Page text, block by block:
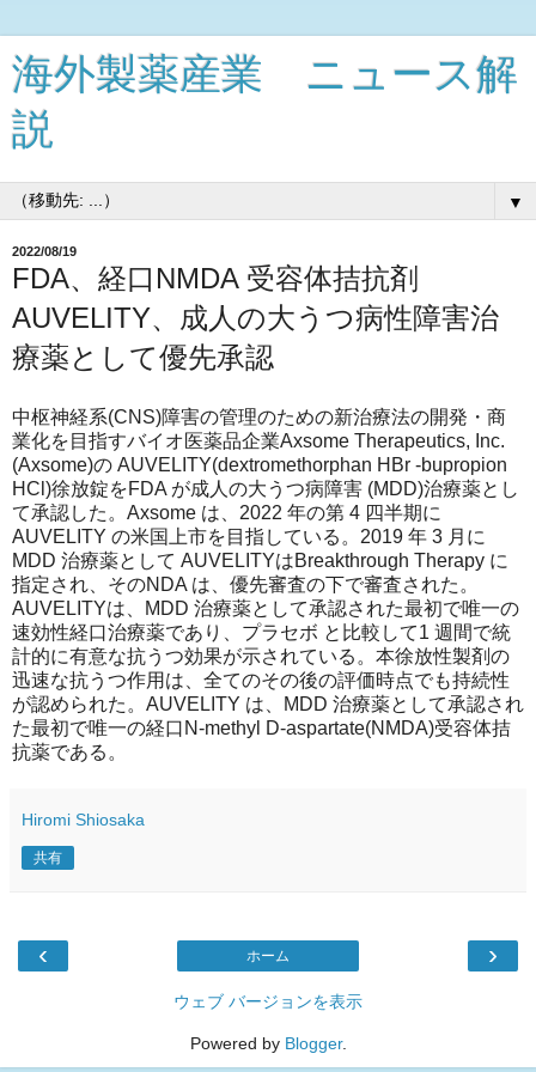
海外製薬産業 ニュース解
説
▼
2022/08/19
FDA、経口NMDA 受容体拮抗剤
AUVELITY、成人の大うつ病性障害治
療薬として優先承認
中枢神経系(CNS)障害の管理のための新治療法の開発・商
業化を目指すバイオ医薬品企業Axsome Therapeutics, Inc.
(Axsome)の AUVELITY(dextromethorphan HBr -bupropion
HCl)徐放錠をFDA が成人の大うつ病障害 (MDD)治療薬とし
て承認した。Axsome は、2022 年の第 4 四半期に
AUVELITY の米国上市を目指している。2019 年 3 月に
MDD 治療薬として AUVELITYはBreakthrough Therapy に
指定され、そのNDA は、優先審査の下で審査された。
AUVELITYは、MDD 治療薬として承認された最初で唯一の
速効性経口治療薬であり、プラセボ と比較して1 週間で統
計的に有意な抗うつ効果が示されている。本徐放性製剤の
迅速な抗うつ作用は、全てのその後の評価時点でも持続性
が認められた。AUVELITY は、MDD 治療薬として承認され
た最初で唯一の経口N-methyl D-aspartate(NMDA)受容体拮
抗薬である。
Hiromi Shiosaka
共有
‹ ›
ホーム
ウェブ バージョンを表示
Powered by Blogger.